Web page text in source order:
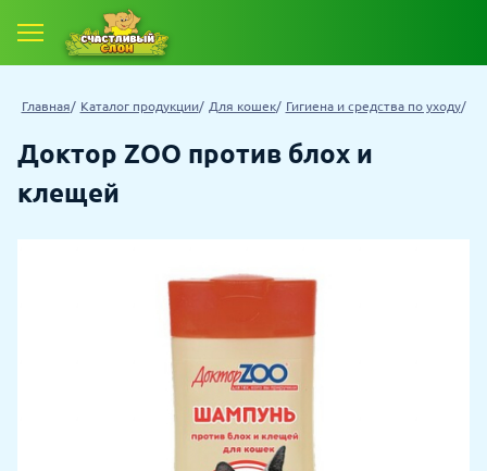
Главная Каталог продукции Для кошек Гигиена и средства по уходу
Доктор ZOO против блох и
клещей